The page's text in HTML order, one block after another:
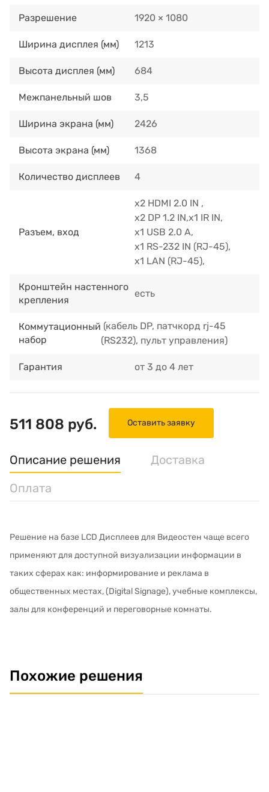
Разрешение 1920 × 1080
Ширина дисплея (мм) 1213
Высота дисплея (мм) 684
Межпанельный шов 3,5
Ширина экрана (мм) 2426
Высота экрана (мм) 1368
Количество дисплеев 4
Разъем, вход
x2 HDMI 2.0 IN ,
x2 DP 1.2 IN,x1 IR IN,
x1 USB 2.0 A,
х1 RS-232 IN (RJ-45),
x1 LAN (RJ-45),
Кронштейн настенного
крепления
есть
Коммутационный
набор
(кабель DP, патчкорд rj-45
(RS232), пульт управления)
Гарантия от 3 до 4 лет
511 808 руб. Оставить заявку
Описание решения
Доставка
Оплата
Решение на базе LCD Дисплеев для Видеостен чаще всего
применяют для доступной визуализации информации в
таких сферах как: информирование и реклама в
общественных местах, (Digital Signage), учебные комплексы,
залы для конференций и переговорные комнаты.
Похожие решения